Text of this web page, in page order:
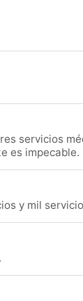
servicios
es impecable.
y mil